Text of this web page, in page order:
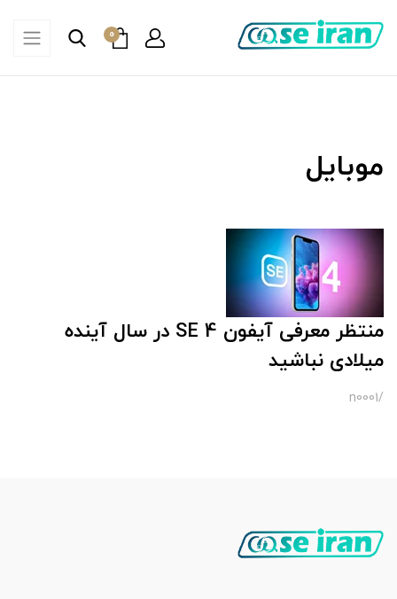
0
موبایل
منتظر معرفی آیفون SE 4 در سال آینده
میلادی نباشید
/n0001